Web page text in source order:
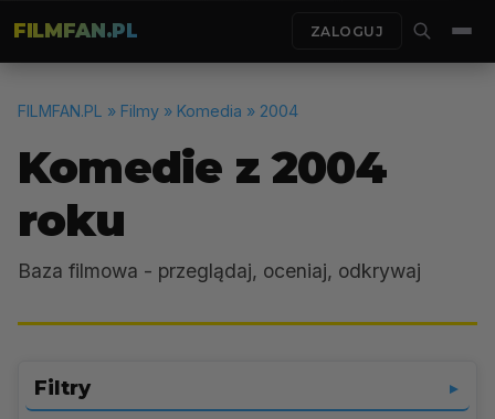
FILMFAN.PL ZALOGUJ
FILMFAN.PL » Filmy » Komedia » 2004
Komedie z 2004
roku
Baza filmowa - przeglądaj, oceniaj, odkrywaj
Filtry ▼